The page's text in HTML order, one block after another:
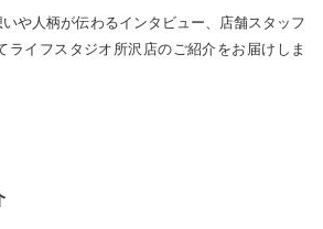
や人柄が伝わるインタビュー、店舗スタッフ
ライフスタジオ所沢店のご紹介をお届けしま